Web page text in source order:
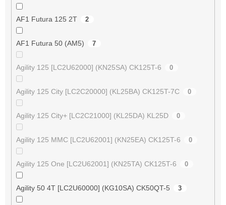
AF1 Futura 125 2T 2
AF1 Futura 50 (AM5) 7
Agility 125 [LC2U62000] (KN25SA) CK125T-6 0
Agility 125 City [LC2C20000] (KL25BA) CK125T-7C 0
Agility 125 City+ [LC2C21000] (KL25DA) KL25D 0
Agility 125 MMC [LC2U62001] (KN25EA) CK125T-6 0
Agility 125 One [LC2U62001] (KN25TA) CK125T-6 0
Agility 50 4T [LC2U60000] (KG10SA) CK50QT-5 3